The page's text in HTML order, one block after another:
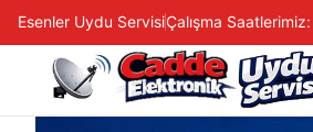
Esenler Uydu ServisiÇalışma